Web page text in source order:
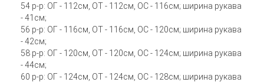
54 р-р: ОГ - 112см, ОТ - 112см, ОС - 116см; ширина рукава
- 41см;
56 р-р: ОГ - 116см, ОТ - 116см, ОС - 120см; ширина рукава
- 42см;
58 р-р: ОГ - 120см, ОТ - 120см, ОС - 124см; ширина рукава
- 44см;
60 р-р: ОГ - 124см, ОТ - 124см, ОС - 128см; ширина рукава